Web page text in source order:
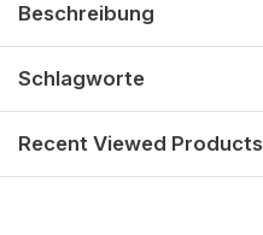
Beschreibung
Schlagworte
Recent Viewed Products